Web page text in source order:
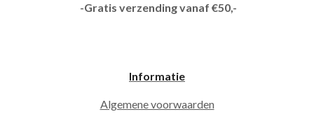
-Gratis verzending vanaf €50,-
Informatie
Algemene voorwaarden